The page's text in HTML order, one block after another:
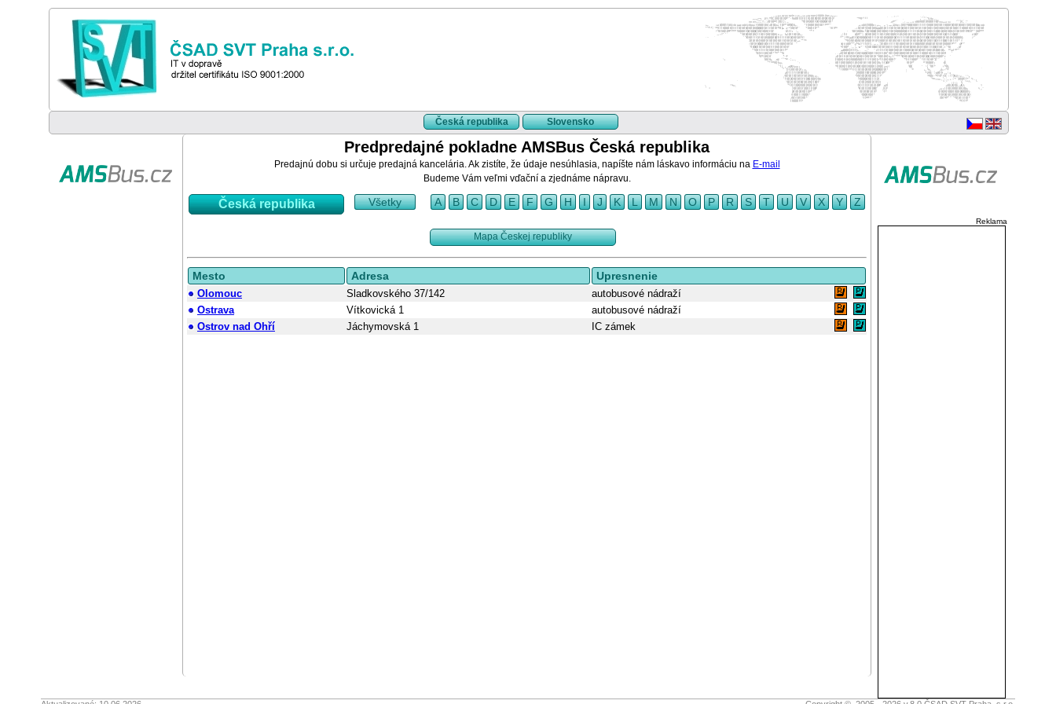
Česká republika Slovensko
Predpredajné pokladne AMSBus Česká republika
Predajnú dobu si určuje predajná kancelária. Ak zistíte, že údaje nesúhlasia, napíšte nám láskavo informáciu na E-mail
Budeme Vám veľmi vďační a zjednáme nápravu.
Česká republika Všetky A B C D E F G H I J K L M N O P R S T U V X Y Z
Mapa Českej republiky
Mesto Adresa Upresnenie
Olomouc Sladkovského 37/142
autobusové nádraží
Ostrava
Vítkovická 1
autobusové nádraží
Ostrov nad Ohří
Jáchymovská 1 IC zámek
Reklama